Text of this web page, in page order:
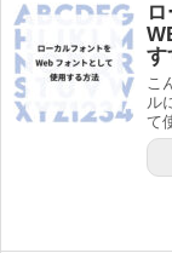
す
こ
ル
て